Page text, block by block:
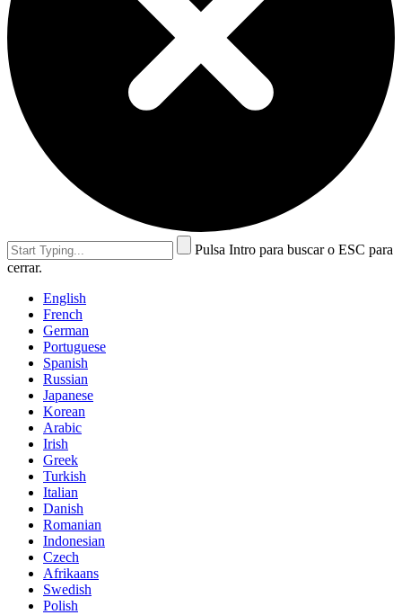
Pulsa Intro para buscar o ESC para
cerrar.
English
French
German
Portuguese
Spanish
Russian
Japanese
Korean
Arabic
Irish
Greek
Turkish
Italian
Danish
Romanian
Indonesian
Czech
Afrikaans
Swedish
Polish